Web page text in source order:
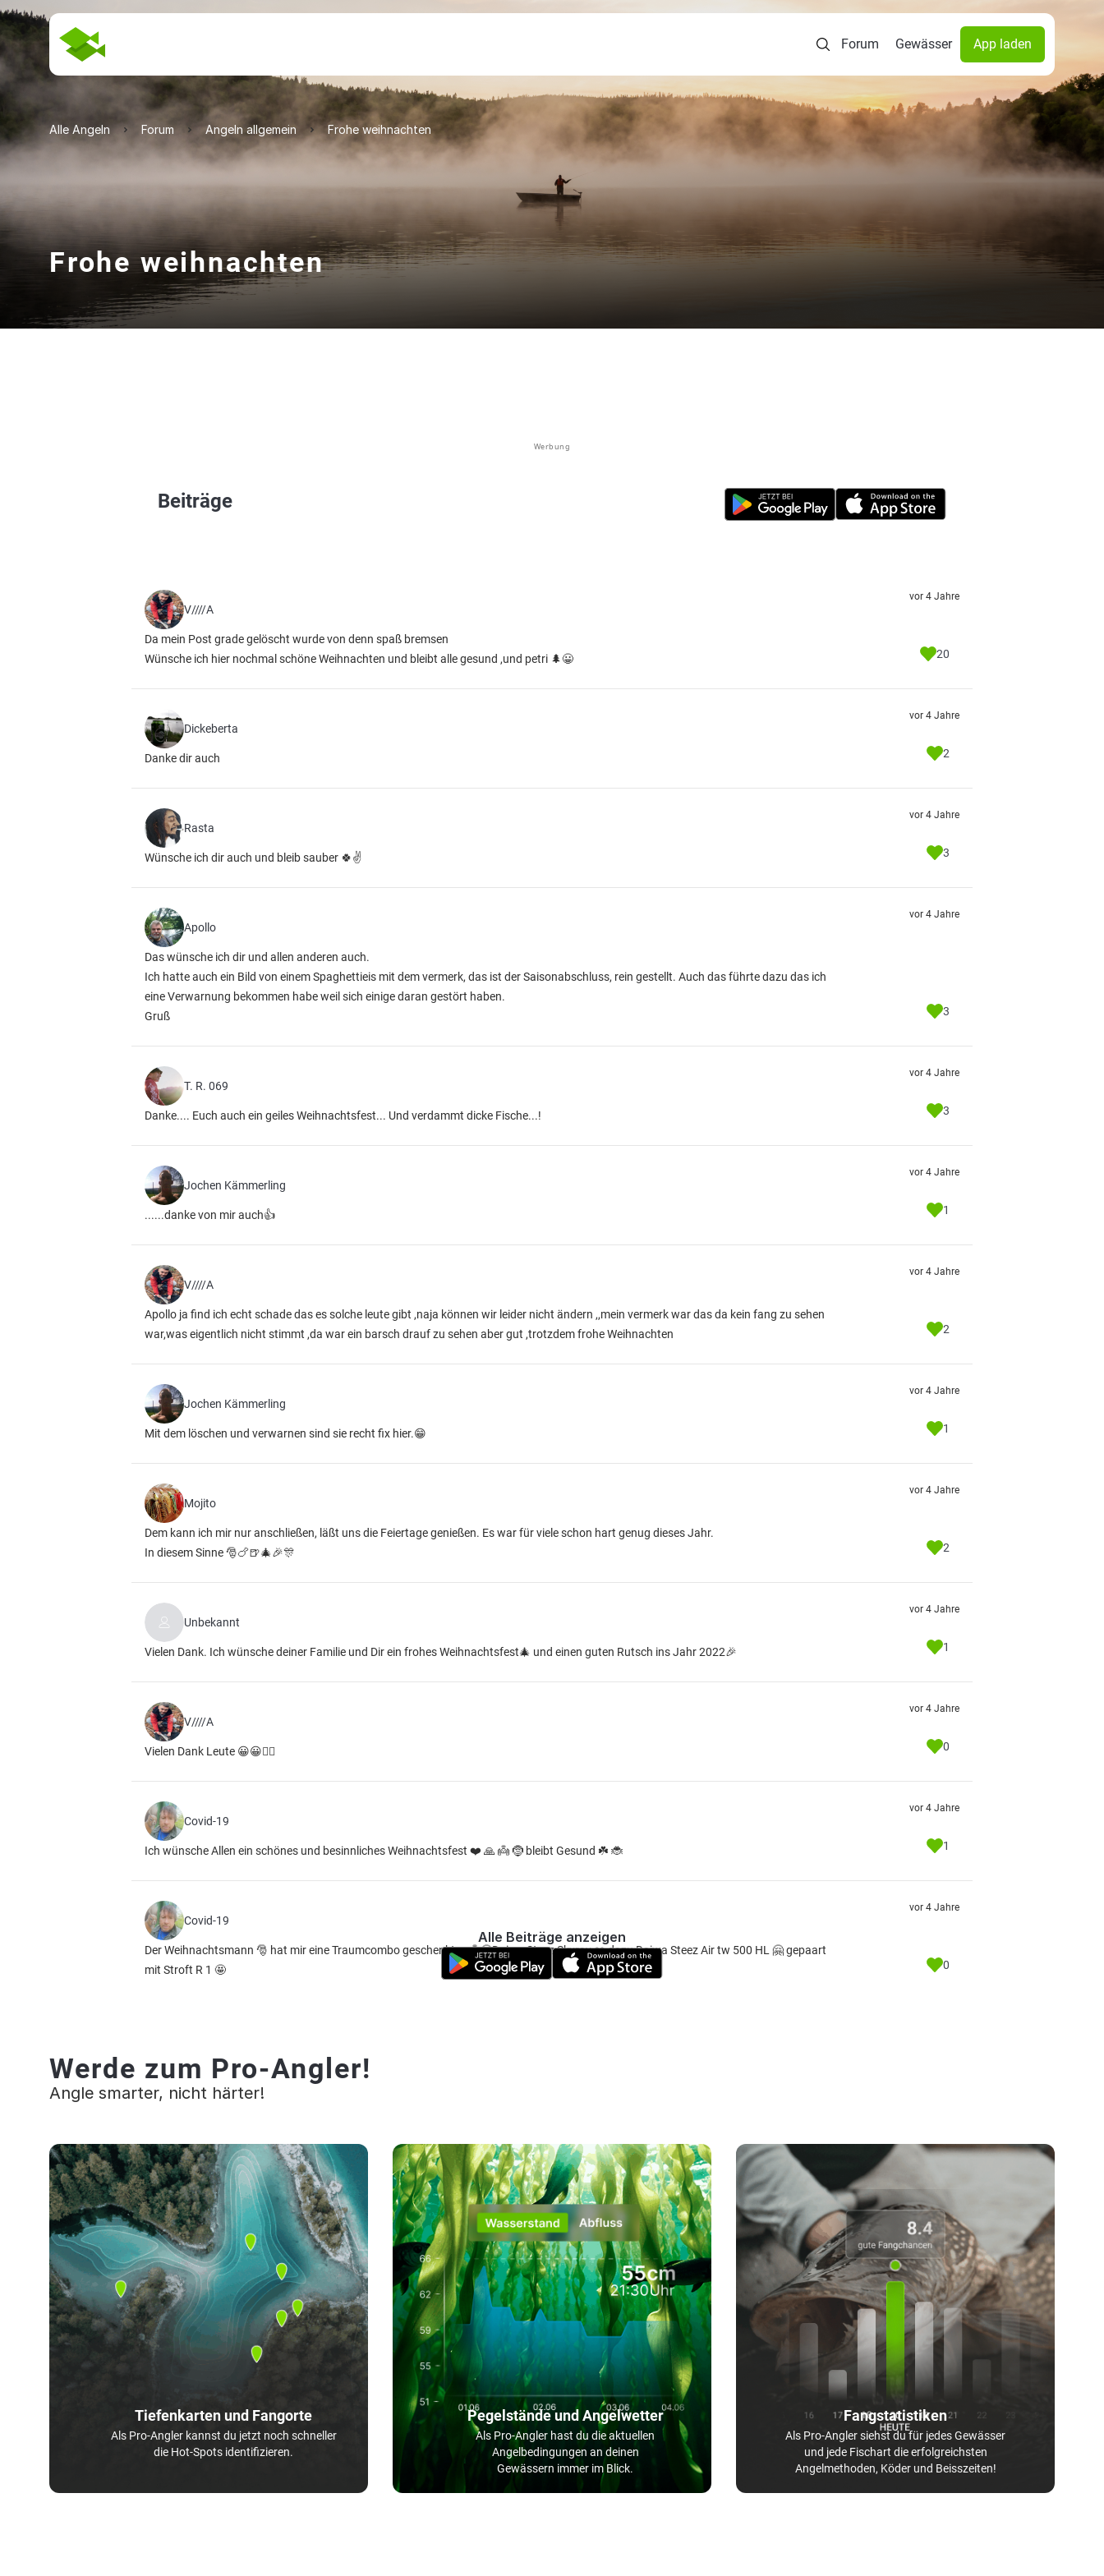
Forum Gewässer App laden
Alle Angeln Forum Angeln allgemein Frohe weihnachten
Frohe weihnachten
Werbung
Beiträge
V////A
Da mein Post grade gelöscht wurde von denn spaß bremsen
Wünsche ich hier nochmal schöne Weihnachten und bleibt alle gesund ,und petri 🌲😀
vor 4 Jahre
20
Dickeberta
Danke dir auch
vor 4 Jahre
2
Rasta
Wünsche ich dir auch und bleib sauber 🍀✌
vor 4 Jahre
3
Apollo
Das wünsche ich dir und allen anderen auch.
Ich hatte auch ein Bild von einem Spaghettieis mit dem vermerk, das ist der Saisonabschluss, rein gestellt. Auch das führte dazu das ich
eine Verwarnung bekommen habe weil sich einige daran gestört haben.
Gruß
vor 4 Jahre
3
T. R. 069
Danke.... Euch auch ein geiles Weihnachtsfest... Und verdammt dicke Fische...!
vor 4 Jahre
3
Jochen Kämmerling
......danke von mir auch👍
vor 4 Jahre
1
V////A
Apollo ja find ich echt schade das es solche leute gibt ,naja können wir leider nicht ändern ,,mein vermerk war das da kein fang zu sehen
war,was eigentlich nicht stimmt ,da war ein barsch drauf zu sehen aber gut ,trotzdem frohe Weihnachten
vor 4 Jahre
2
Jochen Kämmerling
Mit dem löschen und verwarnen sind sie recht fix hier.😁
vor 4 Jahre
1
Mojito
Dem kann ich mir nur anschließen, läßt uns die Feiertage genießen. Es war für viele schon hart genug dieses Jahr.
In diesem Sinne 🎅🍗🍺🎄🎉🎊
vor 4 Jahre
2
Unbekannt
Vielen Dank. Ich wünsche deiner Familie und Dir ein frohes Weihnachtsfest🎄 und einen guten Rutsch ins Jahr 2022🎉
vor 4 Jahre
1
V////A
Vielen Dank Leute 😀😀🙋‍♂️
vor 4 Jahre
0
Covid-19
Ich wünsche Allen ein schönes und besinnliches Weihnachtsfest ❤️ 🙏 👼 🤶 bleibt Gesund ☘️ 🐞
vor 4 Jahre
1
Covid-19
Der Weihnachtsmann 🎅 hat mir eine Traumcombo geschenkt 🙏👼🤗Daiwa Steez Skyray ❤️ dazu Daiwa Steez Air tw 500 HL 🤗 gepaart
mit Stroft R 1 🤩
vor 4 Jahre
0
Alle Beiträge anzeigen
Werde zum Pro-Angler!
Angle smarter, nicht härter!
Tiefenkarten und Fangorte
Als Pro-Angler kannst du jetzt noch schneller
die Hot-Spots identifizieren.
Pegelstände und Angelwetter
Als Pro-Angler hast du die aktuellen
Angelbedingungen an deinen
Gewässern immer im Blick.
Fangstatistiken
Als Pro-Angler siehst du für jedes Gewässer
und jede Fischart die erfolgreichsten
Angelmethoden, Köder und Beisszeiten!